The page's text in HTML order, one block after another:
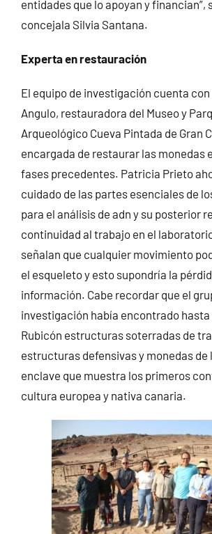
entidades que lo apoyan y financian”,
concejala Silvia Santana.
Experta en restauración
El equipo de investigación cuenta
Angulo, restauradora del Museo y
Arqueológico Cueva Pintada de Gran
encargada de restaurar las monedas
fases precedentes. Patricia Prieto
cuidado de las partes esenciales de
para el análisis de adn y su posterior
continuidad al trabajo en el
señalan que cualquier movimiento
el esqueleto y esto supondría la
información. Cabe recordar que el
investigación había encontrado hasta
Rubicón estructuras soterradas de
estructuras defensivas y monedas de
enclave que muestra los primeros
cultura europea y nativa canaria.